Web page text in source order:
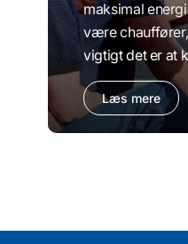
maksimal
være
vigtigt det er at
Læs mere